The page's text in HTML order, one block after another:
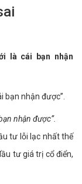
là cái bạn nhận
nhận được”.
tư lỗi lạc nhất thế
tư giá trị cổ điển,